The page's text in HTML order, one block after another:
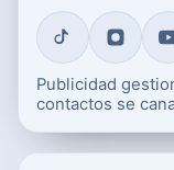
Publicidad
contactos se